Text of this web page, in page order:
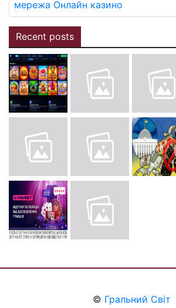
мережа Онлайн казино
Recent posts
© Гральний Світ